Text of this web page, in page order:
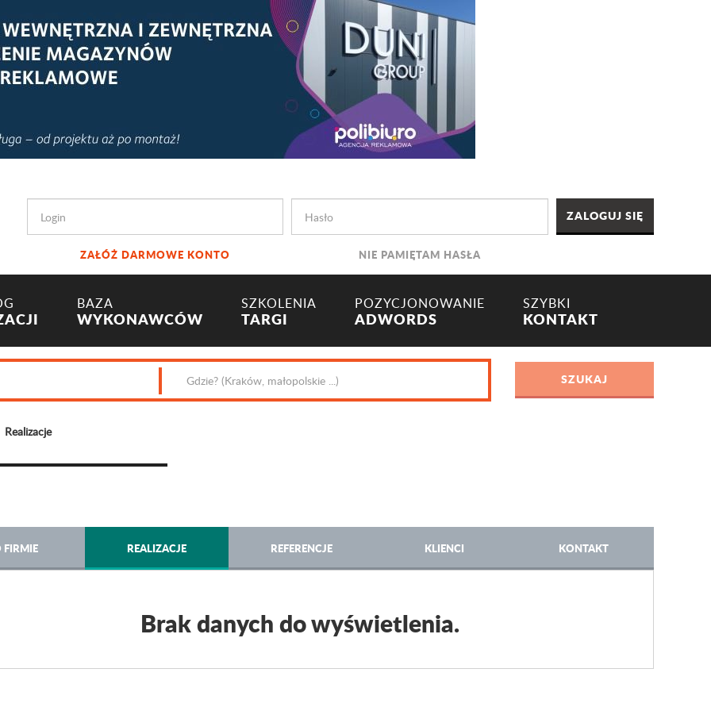
ZAŁÓŻ DARMOWE KONTO NIE PAMIĘTAM HASŁA
BAZA
WYKONAWCÓW
SZKOLENIA
TARGI
POZYCJONOWANIE
ADWORDS
SZYBKI
KONTAKT
Realizacje
FIRMIE REALIZACJE REFERENCJE KLIENCI KONTAKT
Brak danych do wyświetlenia.